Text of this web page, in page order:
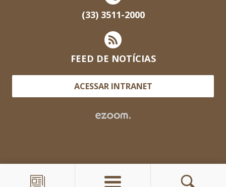
(33) 3511-2000
FEED DE NOTÍCIAS
ACESSAR INTRANET